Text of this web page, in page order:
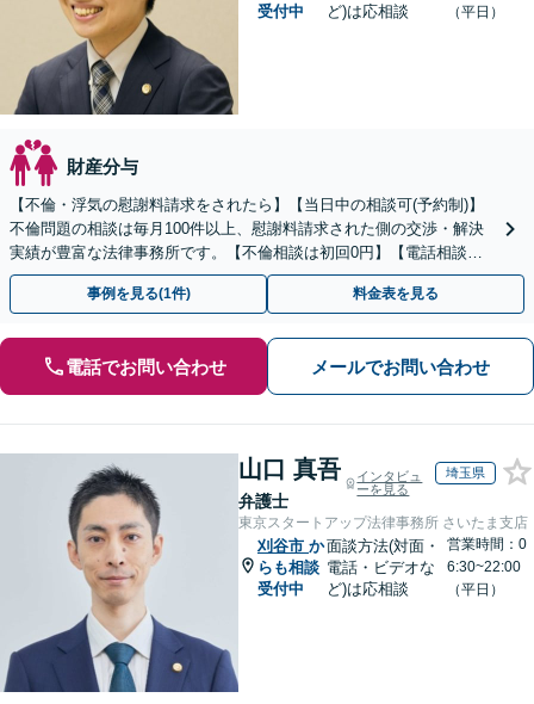
受付中
ど)は応相談
（平日）
財産分与
【不倫・浮気の慰謝料請求をされたら】【当日中の相談可(予約制)】
不倫問題の相談は毎月100件以上、慰謝料請求された側の交渉・解決
実績が豊富な法律事務所です。【不倫相談は初回0円】【電話相談で
ご契約まで対応可/来所不要】
事例を見る(1件) 料金表を見る
電話でお問い合わせ メールでお問い合わせ
山口 真吾
弁護士
インタビュ
ーを見る
埼玉県
東京スタートアップ法律事務所 さいたま支店
刈谷市 か
らも相談
受付中
面談方法(対面・
電話・ビデオな
ど)は応相談
営業時間：0
6:30~22:00
（平日）